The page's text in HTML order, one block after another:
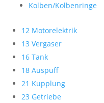
Kolben/Kolbenringe
12 Motorelektrik
13 Vergaser
16 Tank
18 Auspuff
21 Kupplung
23 Getriebe